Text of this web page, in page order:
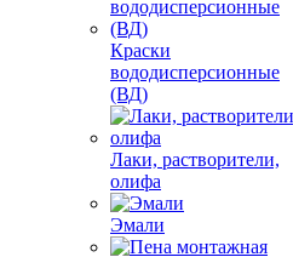
Краски
вододисперсионные
(ВД)
Лаки, растворители,
олифа
Эмали